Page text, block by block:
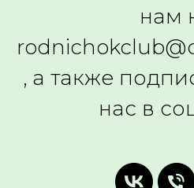
нам
, а также
нас в